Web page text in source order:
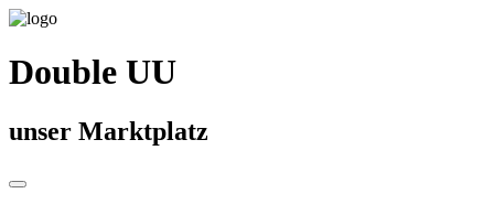
Double UU
unser Marktplatz